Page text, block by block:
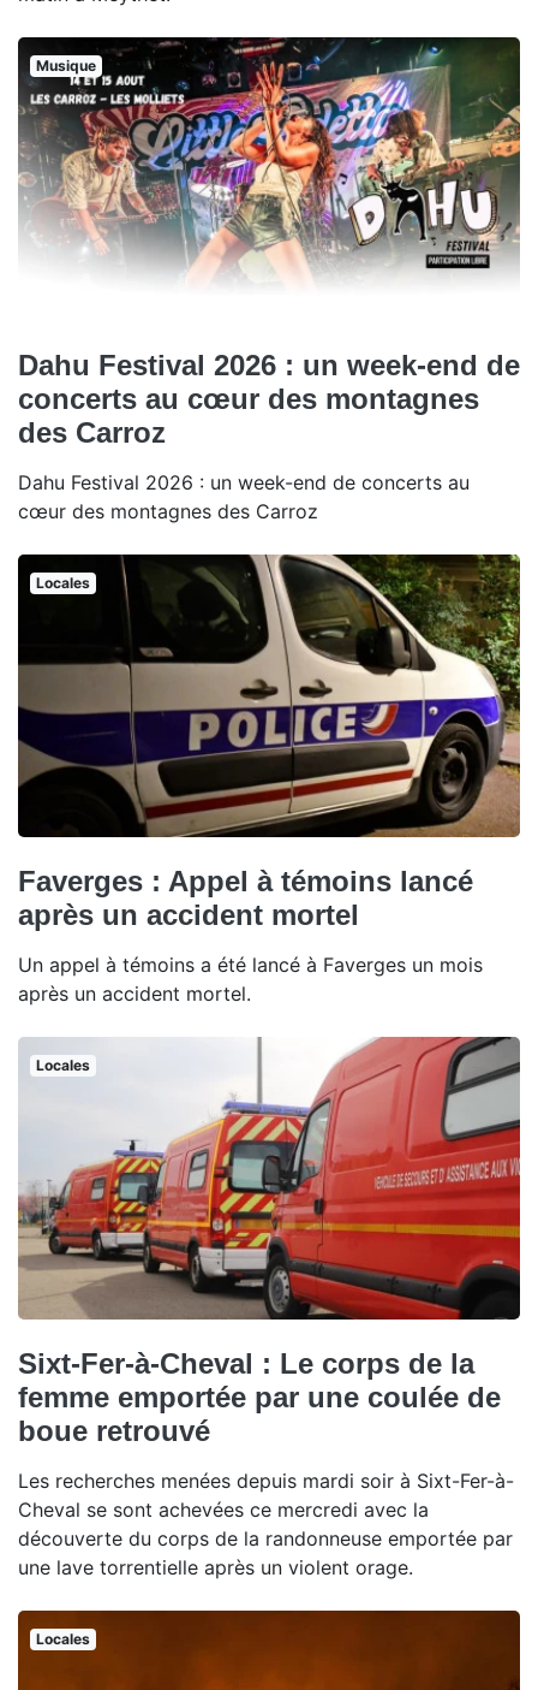
Musique
Dahu Festival 2026 : un week-end de
concerts au cœur des montagnes
des Carroz
Dahu Festival 2026 : un week-end de concerts au
cœur des montagnes des Carroz
Locales
Faverges : Appel à témoins lancé
après un accident mortel
Un appel à témoins a été lancé à Faverges un mois
après un accident mortel.
Locales
Sixt-Fer-à-Cheval : Le corps de la
femme emportée par une coulée de
boue retrouvé
Les recherches menées depuis mardi soir à Sixt-Fer-à-
Cheval se sont achevées ce mercredi avec la
découverte du corps de la randonneuse emportée par
une lave torrentielle après un violent orage.
Locales